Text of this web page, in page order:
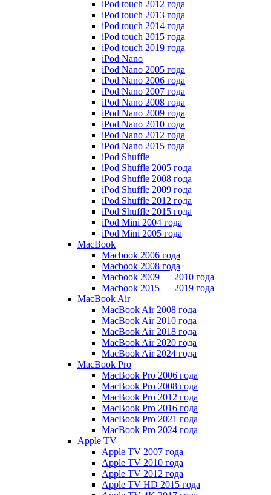
iPod touch 2012 года
iPod touch 2013 года
iPod touch 2014 года
iPod touch 2015 года
iPod touch 2019 года
iPod Nano
iPod Nano 2005 года
iPod Nano 2006 года
iPod Nano 2007 года
iPod Nano 2008 года
iPod Nano 2009 года
iPod Nano 2010 года
iPod Nano 2012 года
iPod Nano 2015 года
iPod Shuffle
iPod Shuffle 2005 года
iPod Shuffle 2008 года
iPod Shuffle 2009 года
iPod Shuffle 2012 года
iPod Shuffle 2015 года
iPod Mini 2004 года
iPod Mini 2005 года
MacBook
Macbook 2006 года
Macbook 2008 года
Macbook 2009 — 2010 года
Macbook 2015 — 2019 года
MacBook Air
MacBook Air 2008 года
MacBook Air 2010 года
MacBook Air 2018 года
MacBook Air 2020 года
MacBook Air 2024 года
MacBook Pro
MacBook Pro 2006 года
MacBook Pro 2008 года
MacBook Pro 2012 года
MacBook Pro 2016 года
MacBook Pro 2021 года
MacBook Pro 2024 года
Apple TV
Apple TV 2007 года
Apple TV 2010 года
Apple TV 2012 года
Apple TV HD 2015 года